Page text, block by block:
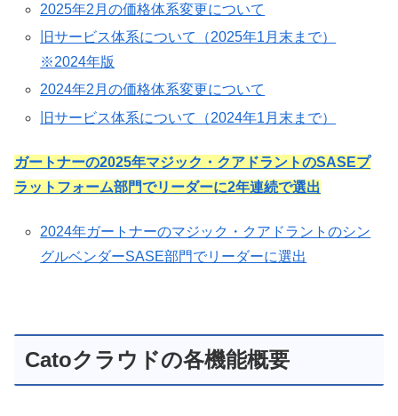
2025年2月の価格体系変更について
旧サービス体系について（2025年1月末まで）
※2024年版
2024年2月の価格体系変更について
旧サービス体系について（2024年1月末まで）
ガートナーの2025年マジック・クアドラントのSASEプ
ラットフォーム部門でリーダーに2年連続で選出
2024年ガートナーのマジック・クアドラントのシン
グルベンダーSASE部門でリーダーに選出
Catoクラウドの各機能概要